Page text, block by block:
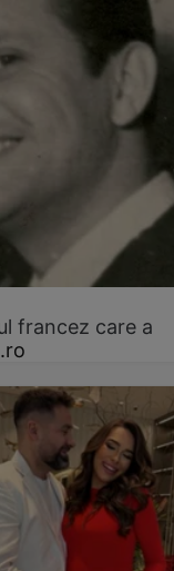
francez care a